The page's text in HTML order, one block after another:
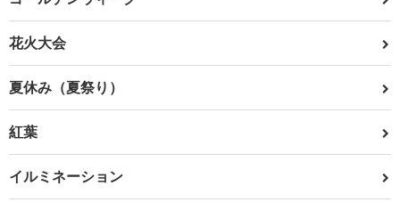
花火大会
夏休み（夏祭り）
紅葉
イルミネーション